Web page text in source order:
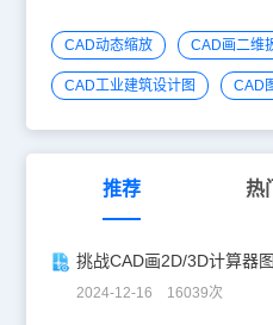
CAD动态缩放 CAD画二维
CAD工业建筑设计图 CAD
推荐 热门
挑战CAD画2D/3D计算器
2024-12-16 16039次